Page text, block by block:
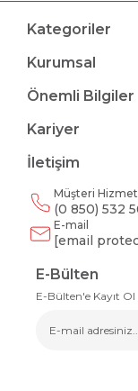
Kategoriler
Kurumsal
Önemli Bilgiler
Kariyer
İletişim
Müşteri
(0 850) 532
E-mail
[email
E-Bülten
E-Bülten'e Kayıt Ol